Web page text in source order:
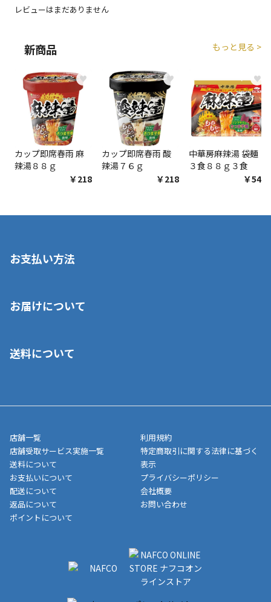
レビューはまだありません
新商品 もっと見る >
♥
カップ即席春雨 麻
辣湯８８ｇ
￥218
♥
カップ即席春雨 酸
辣湯７６ｇ
￥218
♥
中華房麻辣湯 袋麺
３食８８ｇ３食
￥548
お支払い方法
いいただくことはできません。ご了承ください。
■代金引換(代引)※手数料がかかります
■商品によっては一部決済方法が使用できない場合がございま
す。
お届けについて
ご注文が確認出来次第、1～4営業日に発送いたします。「お取り
業日にてお引渡しとなります。(離島などの場合、例外もあります)
メーカー直送品など一部商品については、その他商品との購入に
制限がかかる場合がございます。また発送日についても、通常と
異なる場合がございます。対象商品の説明ページをご確認くださ
い。
■店舗受取をご選択いただいた場合
ご注文が確認出来次第、お受取される店舗在庫を使用してご準備
をさせていただきます。店舗に在庫がない場合は店舗よりお取り
いただく場合がございます。店舗準備でのお渡しとなる為、商品
のみの受け渡しとなります。（箱や納品書は付属しておりませ
ん）店舗で準備が出来次第、メールにてご連絡させていただきま
送料について
店舗一覧
店舗受取サービス実施一覧
送料について
お支払いについて
配送について
返品について
ポイントについて
利用規約
特定商取引に関する法律に基づく
表示
プライバシーポリシー
会社概要
お問い合わせ